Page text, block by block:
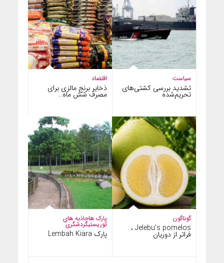
اقتصاد
ذخایر برنج مالزی برای
مصرف شش ماه…
سیاست
تشدید بررسی کشتی‌های
تحریم‌شده
پارک هاجاذبه های
توریستیگردشگری
پارک Lembah Kiara
گوناگون
Jelebu’s pomelos ،
فراتر از دوریان